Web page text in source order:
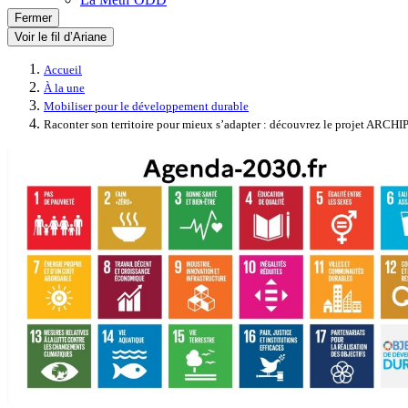
Fermer
Voir le fil d’Ariane
Accueil
À la une
Mobiliser pour le développement durable
Raconter son territoire pour mieux s’adapter : découvrez le projet